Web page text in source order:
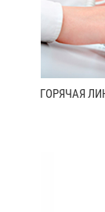
ГОРЯЧАЯ